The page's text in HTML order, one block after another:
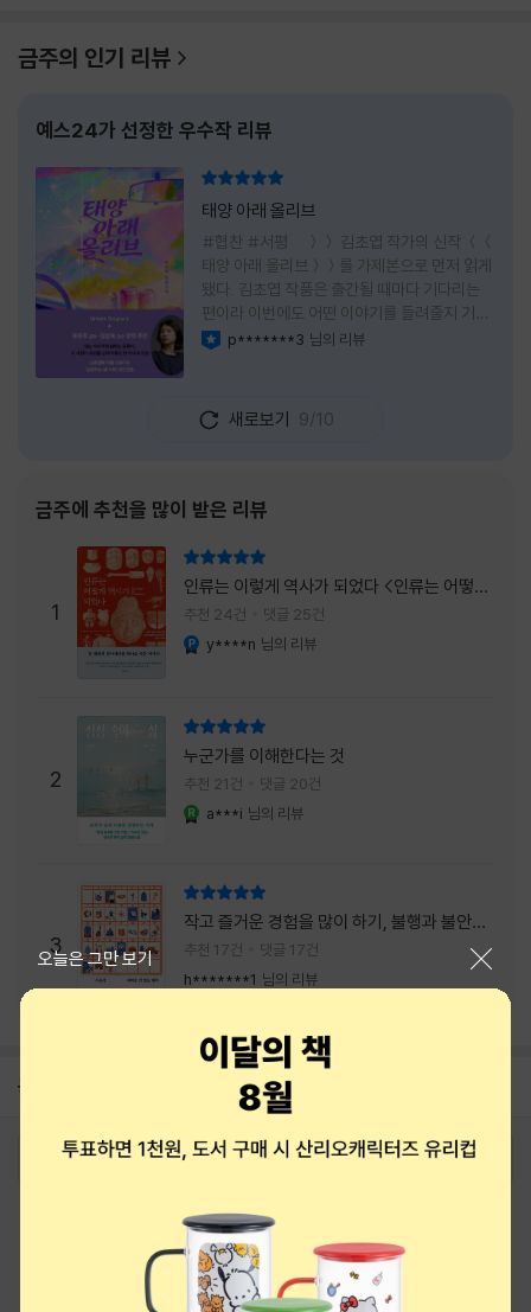
금주의 인기 리뷰
예스24가 선정한 우수작 리뷰
태양 아래 올리브
#협찬 #서평 ＞＞ 김초엽 작가의 신작 ＜＜
태양 아래 올리브＞＞를 가제본으로 먼저 읽게
됐다. 김초엽 작품은 출간될 때마다 기다리는
편이라 이번에도 어떤 이야기를 들려줄지 기대
가 컸다. 스포일러 없이 읽는 것이 가장 재미있
그 선택이 정말 잘한 일이었다. 첫 장부터 평범
하지 않았다. 사라진 누군가에게 보내는 메일로
흔적을 따라 낯선 나라를 여행하게 된다는 설정
이 무더운 여름을 벗어나는 피서처럼 흥미롭기
만 하다. 처음에는 단순한 추적 이야기인 줄 알
았는데, 읽을수록 전혀 다른 방향으로 흘러간
다. '왜 이런 일이 벌어졌을까?', '이 사람이 정
말 믿어도
p*******3 님의 리뷰
새로보기 9/10
금주에 추천을 많이 받은 리뷰
1
인류는 이렇게 역사가 되었다 <인류는 어떻게
역사가 되었나>
추천 24건 댓글 25건
y****n 님의 리뷰
2
누군가를 이해한다는 것
추천 21건 댓글 20건
a***i 님의 리뷰
3
작고 즐거운 경험을 많이 하기, 불행과 불안을
회피하지 말기, 그리고 좋은 사람을 많이 만나
기.
추천 17건
댓글 17건
h*******1 님의 리뷰
공지
2026-08-01
오늘은 그만 보기
로그인 최근 본 상품 주문/배송
티켓 1544-6399
eBook 1:1문의/채팅상담
예스이십사(주) 사업자 정보
이용약관
개인정보처리방침 청소년보호정책